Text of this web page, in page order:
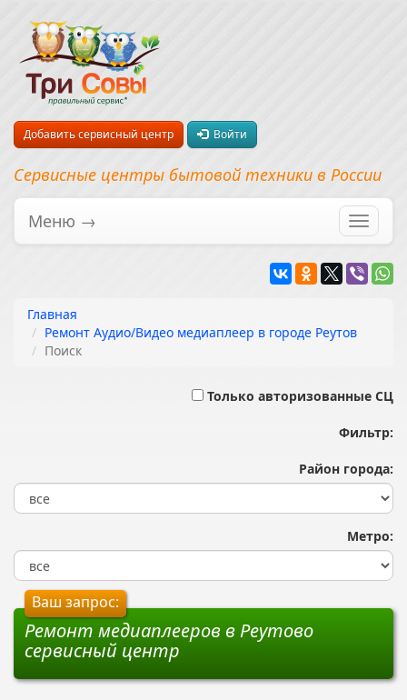
Добавить сервисный центр Войти
Сервисные центры бытовой техники в России
Меню →
Главная
Ремонт Аудио/Видео медиаплеер в городе Реутов
Поиск
Только авторизованные СЦ
Фильтр:
Район города:
Метро:
Ваш запрос:
Ремонт медиаплееров в Реутово
сервисный центр